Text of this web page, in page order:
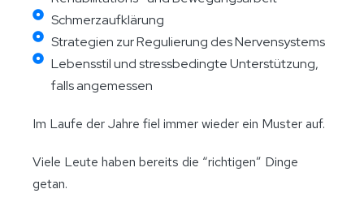
Schmerzaufklärung
Strategien zur Regulierung des Nervensystems
Lebensstil und stressbedingte Unterstützung,
falls angemessen
Im Laufe der Jahre fiel immer wieder ein Muster auf.
Viele Leute haben bereits die “richtigen” Dinge
getan.